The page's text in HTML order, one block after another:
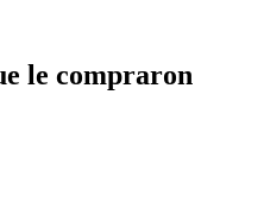
le compraron